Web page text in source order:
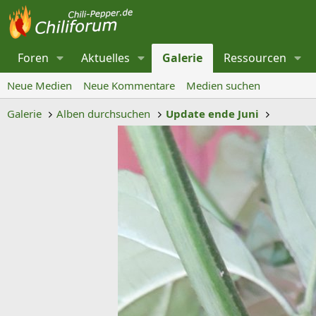
Foren Aktuelles Galerie Ressourcen
Neue Medien Neue Kommentare
Medien suchen
Galerie
Alben durchsuchen Update ende Juni